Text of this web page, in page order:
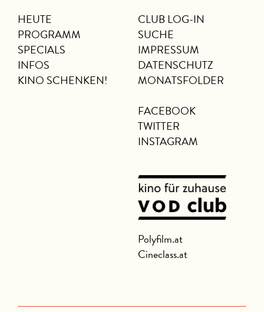
HEUTE
PROGRAMM
SPECIALS
INFOS
KINO SCHENKEN!
CLUB LOG-IN
SUCHE
IMPRESSUM
DATENSCHUTZ
MONATSFOLDER
FACEBOOK
TWITTER
INSTAGRAM
Polyfilm.at
Cineclass.at